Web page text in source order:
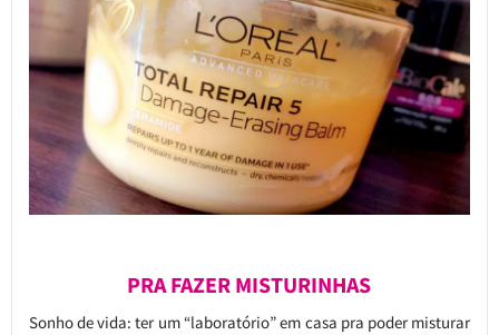
PRA FAZER MISTURINHAS
Sonho de vida: ter um “laboratório” em casa pra poder misturar